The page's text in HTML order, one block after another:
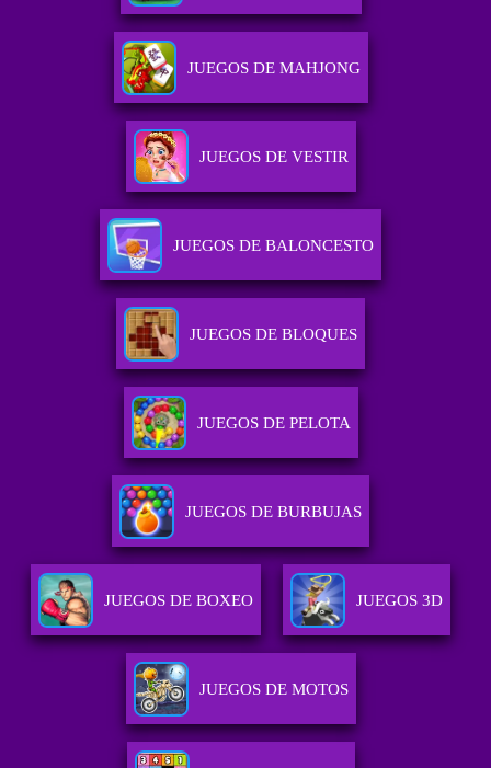
JUEGOS DE MAHJONG
JUEGOS DE VESTIR
JUEGOS DE BALONCESTO
JUEGOS DE BLOQUES
JUEGOS DE PELOTA
JUEGOS DE BURBUJAS
JUEGOS DE BOXEO JUEGOS 3D
JUEGOS DE MOTOS